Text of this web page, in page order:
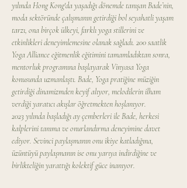
yılında Hong Kong'da yaşadığı dönemde tanışan Bade’nin,
moda sektöründe çalışmanın getirdiği bol seyahatli yaşam
tarzı, ona birçok ülkeyi, farklı yoga stillerini ve
etkinlikleri deneyimlemesine olanak sağladı. 200 saatlik
Yoga Alliance eğitmenlik eğitimini tamamladıktan sonra,
mentorluk programına başlayarak Vinyasa Yoga
konusunda uzmanlaştı. Bade, Yoga pratiğine müziğin
getirdiği dinamizmden keyif alıyor, melodilerin ilham
verdiği yaratıcı akışlar öğretmekten hoşlanıyor.
2023 yılında başladığı ay çemberleri ile Bade, herkesi
kalplerini tanıma ve onurlandırma deneyimine davet
ediyor. Sevinci paylaşmanın onu ikiye katladığına,
üzüntüyü paylaşmanın ise onu yarıya indirdiğine ve
birlikteliğin yarattığı kolektif güce inanıyor.